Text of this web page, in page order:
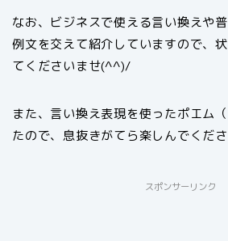
なお、ビジネスで使える言い換えや
例文を交えて紹介していますので、
てくださいませ(^^)/
また、言い換え表現を使ったポエム
たので、息抜きがてら楽しんでくだ
スポンサーリンク